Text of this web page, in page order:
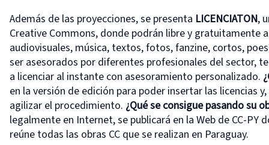
Además de las proyecciones, se presenta LICENCIATON,
Creative Commons, donde podrán libre y gratuitamente
audiovisuales, música, textos, fotos, fanzine, cortos,
ser asesorados por diferentes profesionales del sector,
a licenciar al instante con asesoramiento personalizado.
en la versión de edición para poder insertar las licencias
agilizar el procedimiento. ¿Qué se consigue pasando su
legalmente en Internet, se publicará en la Web de CC-PY
reúne todas las obras CC que se realizan en Paraguay.